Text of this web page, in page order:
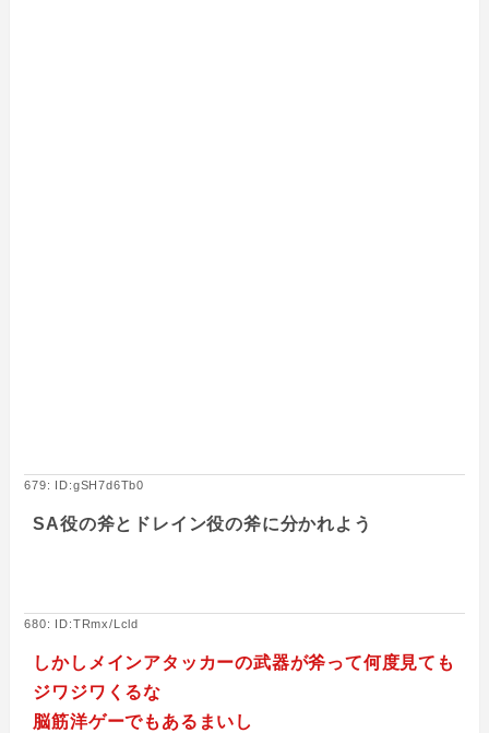
679: ID:gSH7d6Tb0
SA役の斧とドレイン役の斧に分かれよう
680: ID:TRmx/Lcld
しかしメインアタッカーの武器が斧って何度見ても
ジワジワくるな
脳筋洋ゲーでもあるまいし